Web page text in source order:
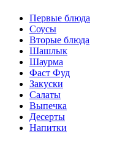
Первые блюда
Соусы
Вторые блюда
Шашлык
Шаурма
Фаст Фуд
Закуски
Салаты
Выпечка
Десерты
Напитки